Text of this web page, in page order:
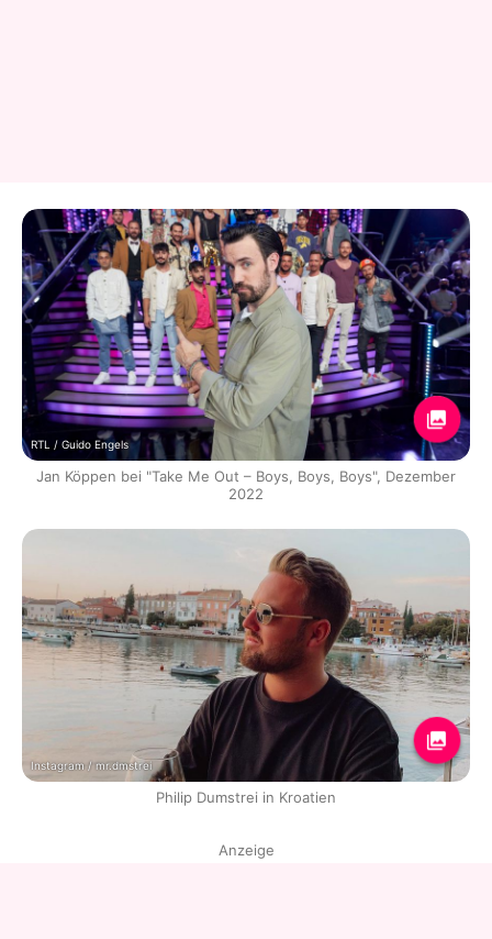
RTL / Guido Engels
Jan Köppen bei "Take Me Out – Boys, Boys, Boys", Dezember
2022
Instagram / mr.dmstrei
Philip Dumstrei in Kroatien
Anzeige